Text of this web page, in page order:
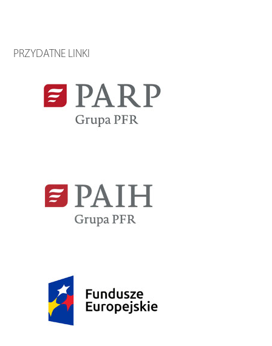
PRZYDATNE LINKI